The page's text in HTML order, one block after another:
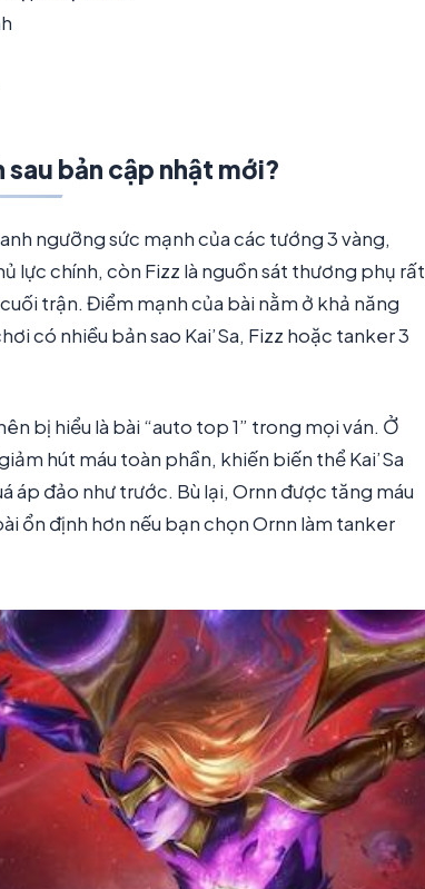
sau bản cập nhật mới?
ngưỡng sức mạnh của các tướng 3 vàng,
lực chính, còn Fizz là nguồn sát thương phụ rất
trận. Điểm mạnh của bài nằm ở khả năng
có nhiều bản sao Kai’Sa, Fizz hoặc tanker 3
bị hiểu là bài “auto top 1” trong mọi ván. Ở
hút máu toàn phần, khiến biến thể Kai’Sa
áp đảo như trước. Bù lại, Ornn được tăng máu
ổn định hơn nếu bạn chọn Ornn làm tanker